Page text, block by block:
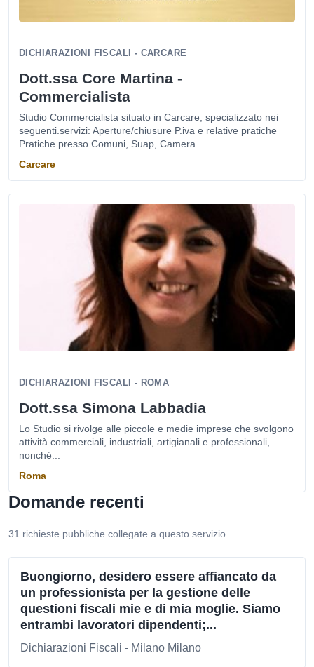
DICHIARAZIONI FISCALI - CARCARE
Dott.ssa Core Martina -
Commercialista
Studio Commercialista situato in Carcare, specializzato nei
seguenti.servizi: Aperture/chiusure P.iva e relative pratiche
Pratiche presso Comuni, Suap, Camera...
Carcare
DICHIARAZIONI FISCALI - ROMA
Dott.ssa Simona Labbadia
Lo Studio si rivolge alle piccole e medie imprese che svolgono
attività commerciali, industriali, artigianali e professionali,
nonché...
Roma
Domande recenti
31 richieste pubbliche collegate a questo servizio.
Buongiorno, desidero essere affiancato da
un professionista per la gestione delle
questioni fiscali mie e di mia moglie. Siamo
entrambi lavoratori dipendenti;...
Dichiarazioni Fiscali - Milano Milano